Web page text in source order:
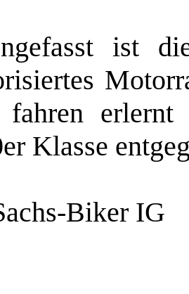
ist
fahren
Klasse
Biker IG